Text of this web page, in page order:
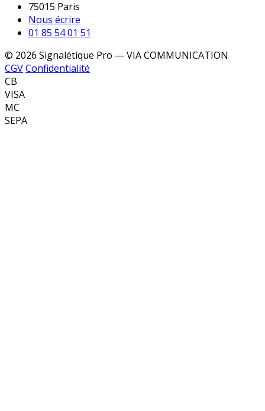
75015 Paris
Nous écrire
01 85 54 01 51
© 2026 Signalétique Pro — VIA COMMUNICATION
CGVConfidentialité
CB
VISA
MC
SEPA